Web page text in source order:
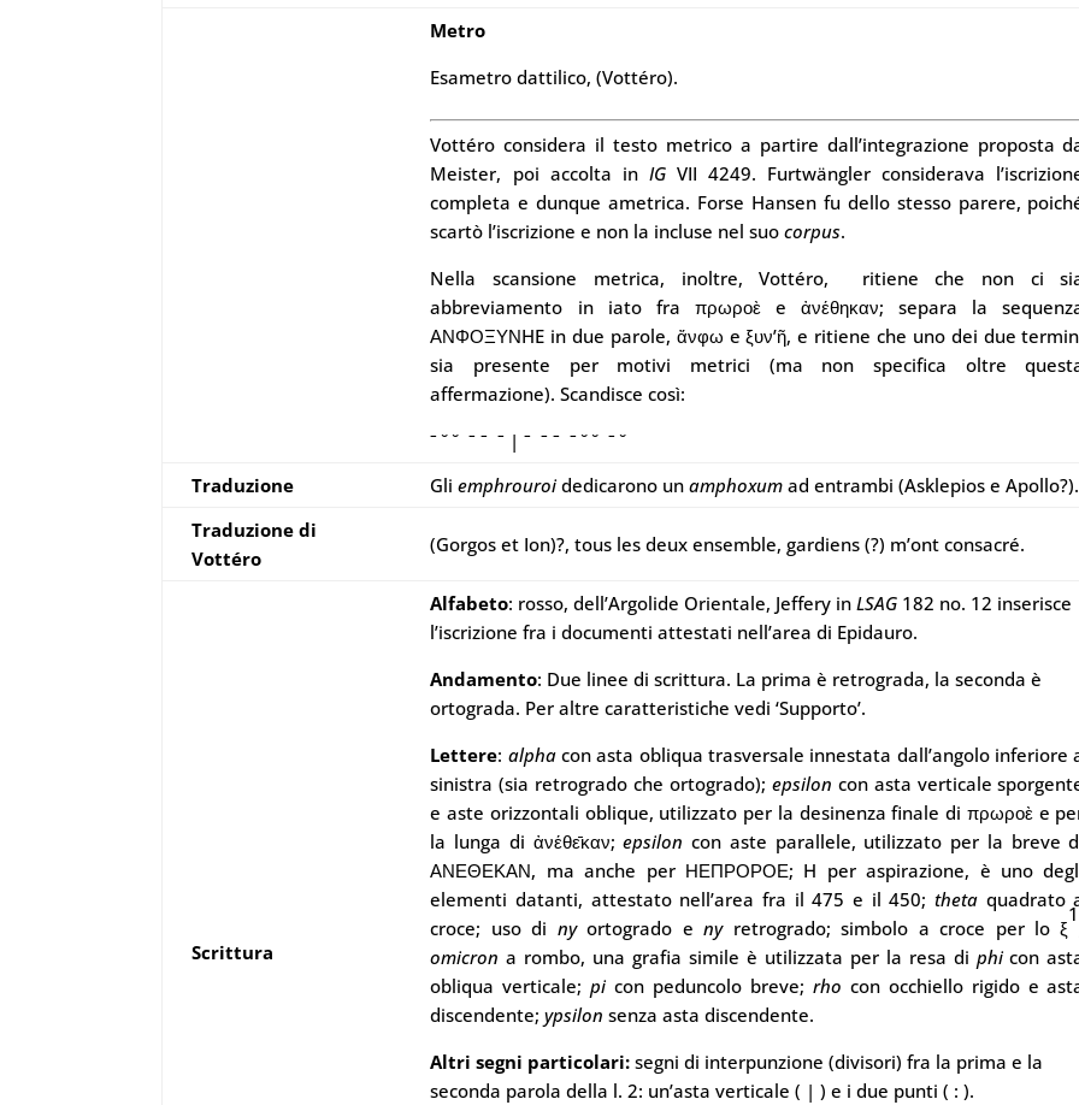
Metro
Esametro dattilico, (Vottéro).
Vottéro considera il testo metrico a partire dall’integrazione proposta
Meister, poi accolta in IGVII 4249. Furtwängler considerava
completa e dunque ametrica. Forse Hansen fu dello stesso parere,
scartò l’iscrizione e non la incluse nel suocorpus.
Nella scansione metrica, inoltre, Vottéro, ritiene che non ci
abbreviamento in iato fra πρωροὲ e ἀνέθηκαν; separa la
ΑΝΦΟΞΥΝHE in due parole, ἄνφω e ξυν’ῆ, e ritiene che uno dei due
sia presente per motivi metrici (ma non specifica oltre
affermazione). Scandisce così:
ˉ ˘ ˘ ˉ ˉ ˉ | ˉ ˉ ˉ ˉ ˘ ˘ ˉ ˘
Traduzione
Gliemphrouroidedicarono unamphoxumad entrambi (Asklepios e Apollo?).
Traduzione di
Vottéro
(Gorgos et Ion)?, tous les deux ensemble, gardiens (?) m’ont consacré.
Scrittura
Alfabeto: rosso, dell’Argolide Orientale, Jeffery inLSAG 182 no. 12 inserisce
l’iscrizione fra i documenti attestati nell’area di Epidauro.
Andamento: Due linee di scrittura. La prima è retrograda, la seconda è
ortograda. Per altre caratteristiche vedi ‘Supporto’.
Lettere: alphacon asta obliqua trasversale innestata dall’angolo inferiore
sinistra (sia retrogrado che ortogrado); epsilon con asta verticale
e aste orizzontali oblique, utilizzato per la desinenza finale di πρωροὲ e
la lunga di ἀνέθε̄καν;epsilon con aste parallele, utilizzato per la breve
ΑΝΕΘΕΚΑΝ, ma anche per ΗΕΠΡΟΡΟΕ; H per aspirazione, è uno
elementi datanti, attestato nell’area fra il 475 e il 450;theta quadrato
croce; uso di nyortogrado eny retrogrado; simbolo a croce per lo ξ
1
omicrona rombo, una grafia simile è utilizzata per la resa di phicon
obliqua verticale;picon peduncolo breve; rho con occhiello rigido e
discendente;ypsilon senza asta discendente.
Altri segni particolari:segni di interpunzione (divisori) fra la prima e la
seconda parola della l. 2: un’asta verticale ( | ) e i due punti ( : ).